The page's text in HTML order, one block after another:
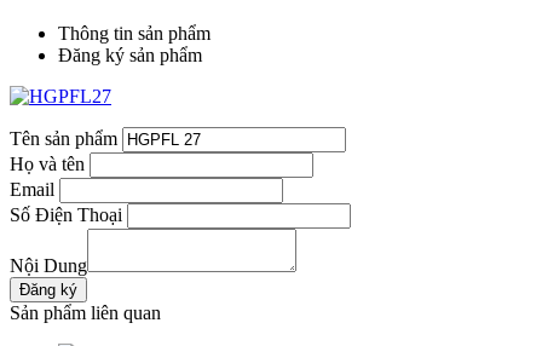
Thông tin sản phẩm
Đăng ký sản phẩm
Tên sản phẩm
Họ và tên
Email
Số Điện Thoại
Nội Dung
Sản phẩm liên quan